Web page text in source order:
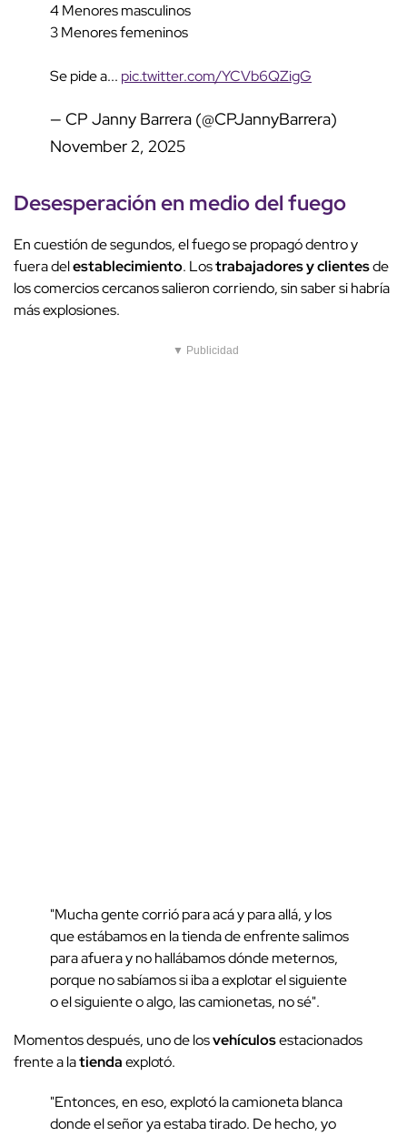
4 Menores masculinos
3 Menores femeninos
Se pide a... pic.twitter.com/YCVb6QZigG
— CP Janny Barrera (@CPJannyBarrera)
November 2, 2025
Desesperación en medio del fuego
En cuestión de segundos, el fuego se propagó dentro y
fuera delestablecimiento. Lostrabajadores y clientesde
los comercios cercanos salieron corriendo, sin saber si habría
más explosiones.
▼ Publicidad
"Mucha gente corrió para acá y para allá, y los
que estábamos en la tienda de enfrente salimos
para afuera y no hallábamos dónde meternos,
porque no sabíamos si iba a explotar el siguiente
o el siguiente o algo, las camionetas, no sé".
Momentos después, uno de losvehículosestacionados
frente a latiendaexplotó.
"Entonces, en eso, explotó la camioneta blanca
donde el señor ya estaba tirado. De hecho, yo